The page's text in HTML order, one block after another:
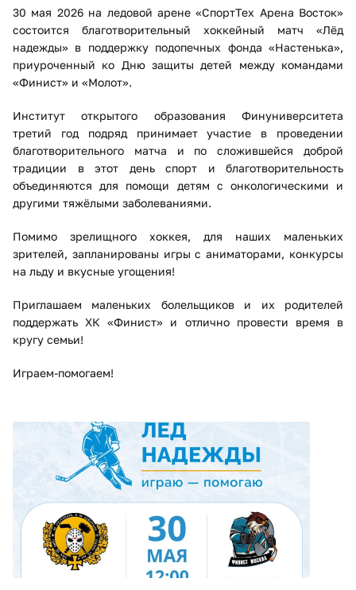
30 мая 2026 на ледовой арене «СпортТех Арена Восток»
состоится благотворительный хоккейный матч «Лёд
надежды» в поддержку подопечных фонда «Настенька»,
приуроченный ко Дню защиты детей между командами
«Финист» и «Молот».
Институт открытого образования Финуниверситета
третий год подряд принимает участие в проведении
благотворительного матча и по сложившейся доброй
традиции в этот день спорт и благотворительность
объединяются для помощи детям с онкологическими и
другими тяжёлыми заболеваниями.
Помимо зрелищного хоккея, для наших маленьких
зрителей, запланированы игры с аниматорами, конкурсы
на льду и вкусные угощения!
Приглашаем маленьких болельщиков и их родителей
поддержать ХК «Финист» и отлично провести время в
кругу семьи!
Играем-помогаем!